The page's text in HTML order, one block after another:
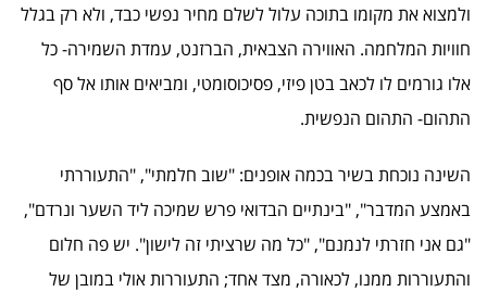
ולמצוא את מקומו בתוכה עלול לשלם מחיר נפשי כבד, ולא רק בגלל
חוויות המלחמה. האווירה הצבאית, הברזנט, עמדת השמירה- כל
אלו גורמים לו לכאב בטן פיזי, פסיכוסומטי, ומביאים אותו אל סף
התהום- התהום הנפשית.
השינה נוכחת בשיר בכמה אופנים: "שוב חלמתי", "התעוררתי
באמצע המדבר", "בינתיים הבדואי פרש שמיכה ליד השער ונרדם",
"גם אני חזרתי לנמנם", "כל מה שרציתי זה לישון". יש פה חלום
והתעוררות ממנו, לכאורה, מצד אחד; התעוררות אולי במובן של